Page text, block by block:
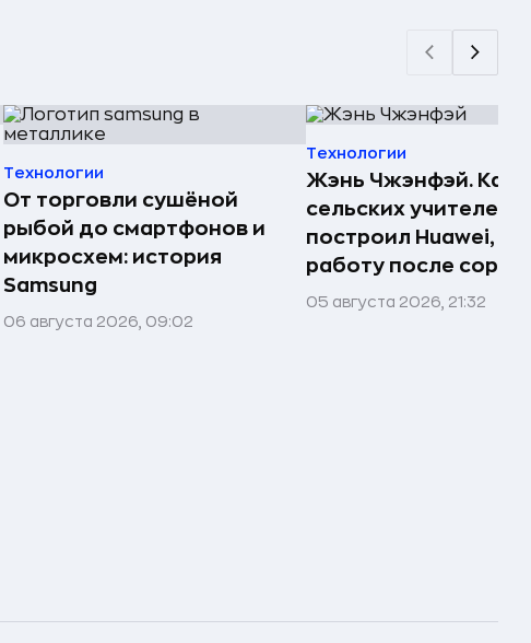
Технологии
От торговли сушёной
рыбой до смартфонов и
микросхем: история
Samsung
06 августа 2026, 09:02
Технологии
Жэнь Чжэнфэй. Как
сельских учителей
построил Huawei,
работу после
05 августа 2026, 21:32